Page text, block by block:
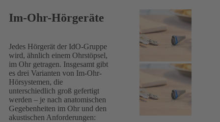
Im-Ohr-Hörgeräte
Jedes Hörgerät der IdO-Gruppe
wird, ähnlich einem Ohrstöpsel,
im Ohr getragen. Insgesamt gibt
es drei Varianten von Im-Ohr-
Hörsystemen, die
unterschiedlich groß gefertigt
werden – je nach anatomischen
Gegebenheiten im Ohr und den
akustischen Anforderungen: